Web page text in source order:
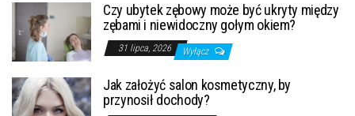
Czy ubytek zębowy może być ukryty między
zębami i niewidoczny gołym okiem?
31 lipca, 2026 Wyłącz
Jak założyć salon kosmetyczny, by
przynosił dochody?